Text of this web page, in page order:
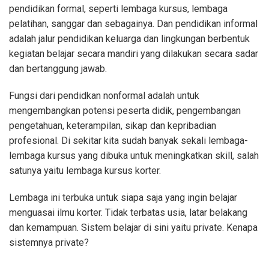
pendidikan formal, seperti lembaga kursus, lembaga
pelatihan, sanggar dan sebagainya. Dan pendidikan informal
adalah jalur pendidikan keluarga dan lingkungan berbentuk
kegiatan belajar secara mandiri yang dilakukan secara sadar
dan bertanggung jawab.
Fungsi dari pendidkan nonformal adalah untuk
mengembangkan potensi peserta didik, pengembangan
pengetahuan, keterampilan, sikap dan kepribadian
profesional. Di sekitar kita sudah banyak sekali lembaga-
lembaga kursus yang dibuka untuk meningkatkan skill, salah
satunya yaitu lembaga kursus korter.
Lembaga ini terbuka untuk siapa saja yang ingin belajar
menguasai ilmu korter. Tidak terbatas usia, latar belakang
dan kemampuan. Sistem belajar di sini yaitu private. Kenapa
sistemnya private?